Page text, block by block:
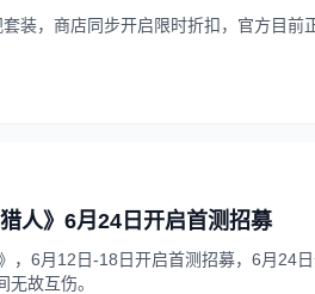
装，商店同步开启限时折扣，官方目前
人》6月24日开启首测招募
，6月12日-18日开启首测招募，6月24
无故互伤。